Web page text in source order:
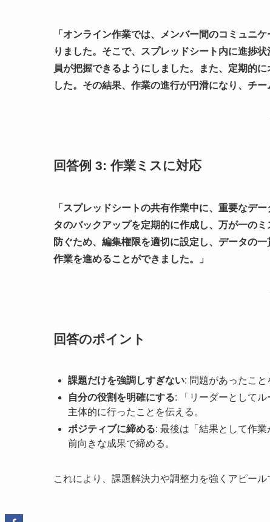
「オンライン作業では、メンバー間のコミュニ
りました。そこで、スプレッドシート内に進捗
員が把握できるようにしました。また、定期的
した。その結果、作業の進行が円滑になり、チ
回答例 3: 作業ミスに対応
「スプレッドシートの共有作業中に、重要なデ
タのバックアップを定期的に作成し、万が一の
防ぐため、編集権限を適切に設定し、データの
作業を進めることができました。」
回答のポイント
課題だけを強調しすぎない: 問題があったこ
自分の役割を明確にする: 「リーダーとして
主体的に行ったことを伝える。
ポジティブに締める: 最後は「結果として作
前向きな成果で締める。
これにより、課題解決力や調整力を強くアピール